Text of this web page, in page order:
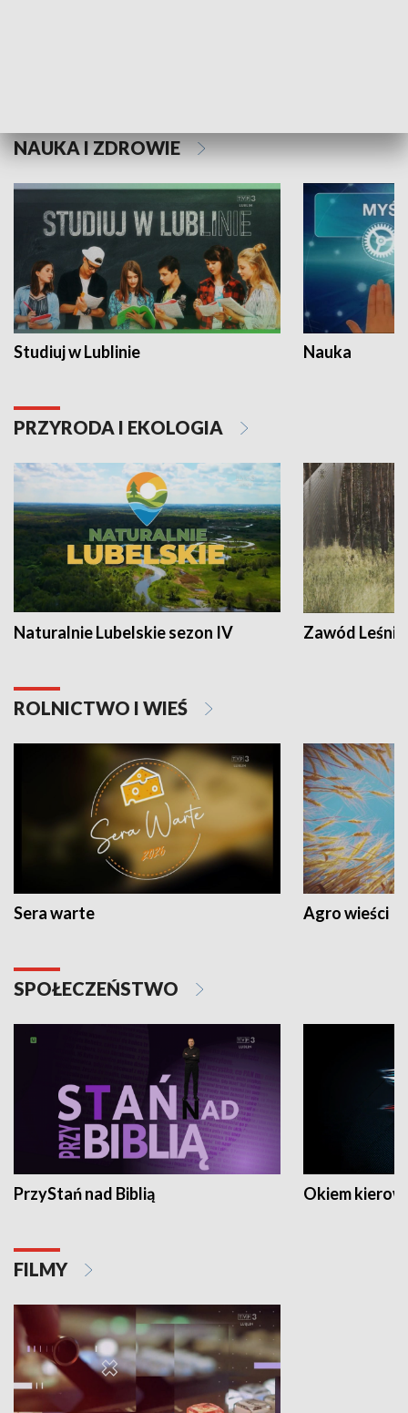
NAUKA I ZDROWIE
Studiuj w Lublinie Nauka
PRZYRODA I EKOLOGIA
Naturalnie Lubelskie sezon IV Zawód Leśnik
ROLNICTWO I WIEŚ
Sera warte Agro wieści
SPOŁECZEŃSTWO
PrzyStań nad Biblią Okiem
FILMY